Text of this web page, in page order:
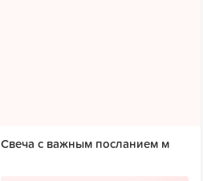
Свеча с важным посланием м